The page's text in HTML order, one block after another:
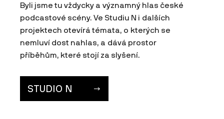
Byli jsme tu vždycky a významný hlas české
podcastové scény. Ve Studiu N i dalších
projektech otevírá témata, o kterých se
nemluví dost nahlas, a dává prostor
příběhům, které stojí za slyšení.
STUDIO N